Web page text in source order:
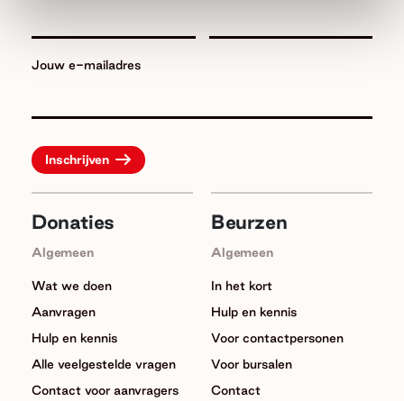
Jouw e-mailadres
Donaties
Algemeen
Wat we doen
Aanvragen
Hulp en kennis
Alle veelgestelde vragen
Contact voor aanvragers
Beurzen
Algemeen
In het kort
Hulp en kennis
Voor contactpersonen
Voor bursalen
Contact